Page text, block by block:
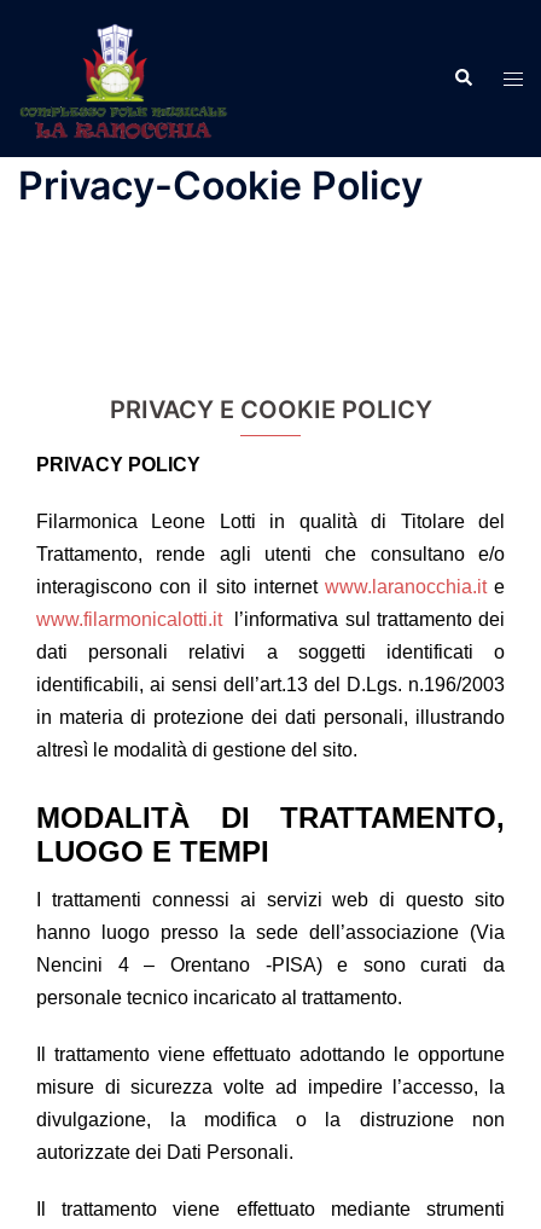
contenuto
Cerca
Privacy-Cookie Policy
PRIVACY E COOKIE POLICY
PRIVACY POLICY
Filarmonica Leone Lotti in qualità di Titolare del
Trattamento, rende agli utenti che consultano e/o
interagiscono con il sito internet www.laranocchia.ite
www.filarmonicalotti.itl’informativa sul trattamento dei
dati personali relativi a soggetti identificati o
identificabili, ai sensi dell’art.13 del D.Lgs. n.196/2003
in materia di protezione dei dati personali, illustrando
altresì le modalità di gestione del sito.
MODALITÀ DI TRATTAMENTO,
LUOGO E TEMPI
I trattamenti connessi ai servizi web di questo sito
hanno luogo presso la sede dell’associazione (Via
Nencini 4 – Orentano -PISA) e sono curati da
personale tecnico incaricato al trattamento.
Il trattamento viene effettuato adottando le opportune
misure di sicurezza volte ad impedire l’accesso, la
divulgazione, la modifica o la distruzione non
autorizzate dei Dati Personali.
Il trattamento viene effettuato mediante strumenti